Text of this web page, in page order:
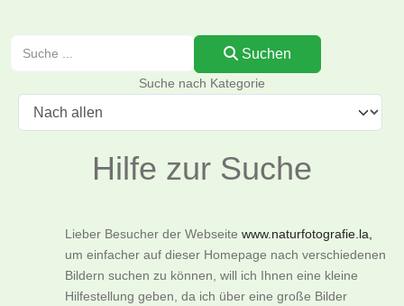
Suchen
Suchen
Suche nach Kategorie
Hilfe zur Suche
Lieber Besucher der Webseite www.naturfotografie.la,
um einfacher auf dieser Homepage nach verschiedenen
Bildern suchen zu können, will ich Ihnen eine kleine
Hilfestellung geben, da ich über eine große Bilder